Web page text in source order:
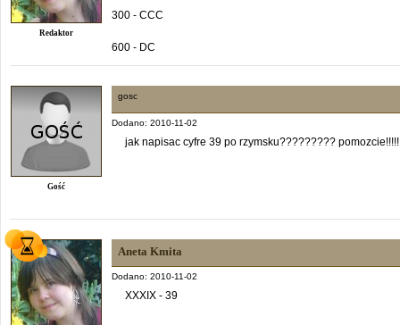
Redaktor
300 - CCC
600 - DC
Gość
gosc
Dodano: 2010-11-02
jak napisac cyfre 39 po rzymsku?????????
Aneta Kmita
Dodano: 2010-11-02
XXXIX - 39